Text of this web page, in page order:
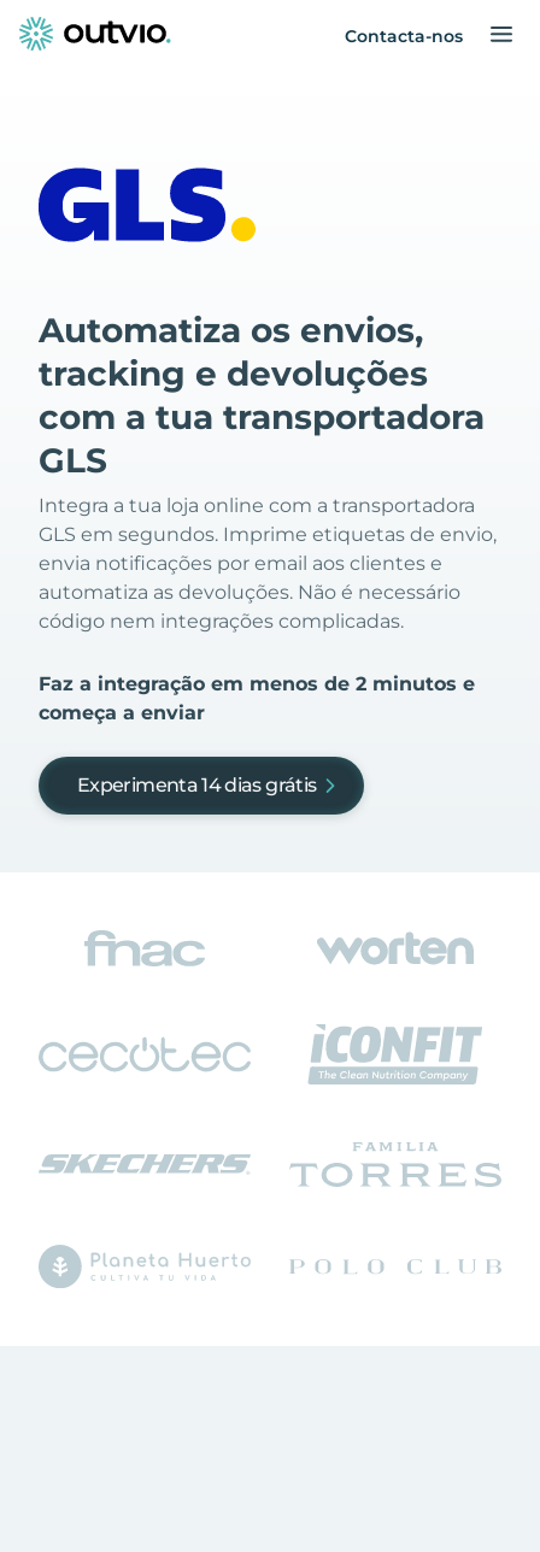
Contacta-nos
Automatiza os envios,
tracking e devoluções
com a tua transportadora
GLS
Integra a tua loja online com a transportadora
GLS em segundos. Imprime etiquetas de envio,
envia notificações por email aos clientes e
automatiza as devoluções. Não é necessário
código nem integrações complicadas.
Faz a integração em menos de 2 minutos e
começa a enviar
Experimenta 14 dias grátis